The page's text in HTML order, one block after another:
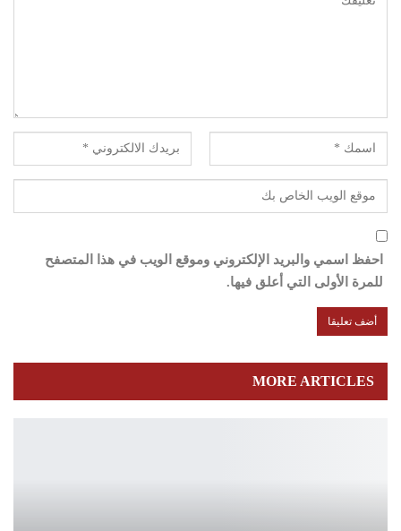
احفظ اسمي والبريد الإلكتروني وموقع الويب في هذا المتصفح
للمرة الأولى التي أعلق فيها.
MORE ARTICLES